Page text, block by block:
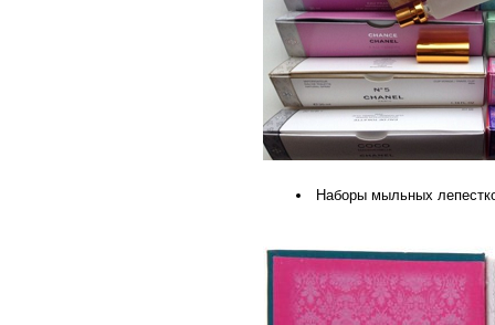
Наборы мыльных